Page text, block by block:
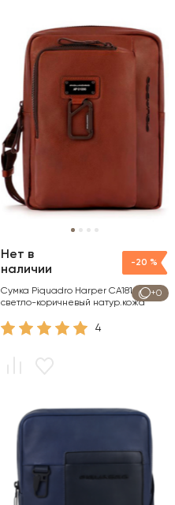
-20 %
+0
Нет в
наличии
Сумка Piquadro Harper CA1816AP/CU
светло-коричневый натур.кожа
4